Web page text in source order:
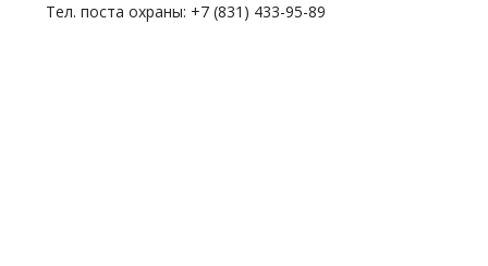
Тел. поста охраны: +7 (831) 433-95-89